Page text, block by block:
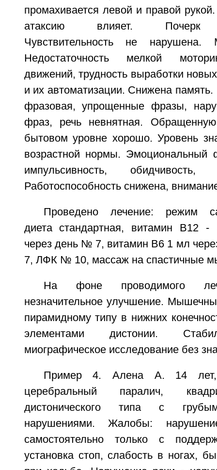
промахивается левой и правой
атаксию влияет. Почерк
Чувствительность не нарушена.
Недостаточность мелкой
движений, трудность выработки
и их автоматизации. Снижена
фразовая, упрощенные фразы,
фраз, речь невнятная.
бытовом уровне хорошо. Уровень
возрастной нормы. Эмоциональный
импульсивность, обидчивость,
Работоспособность снижена,
Проведено лечение: режим
диета стандартная, витамин B12
через день № 7, витамин B6 1 мл
7, ЛФК № 10, массаж на спастичные
На фоне проводимого
незначительное улучшение.
пирамидному типу в нижних
элементами дистонии.
миографическое исследование без
Пример 4. Алена А. 14 лет,
церебральный паралич,
дистонического типа с
нарушениями. Жалобы:
самостоятельно только с
установка стоп, слабость в ногах,